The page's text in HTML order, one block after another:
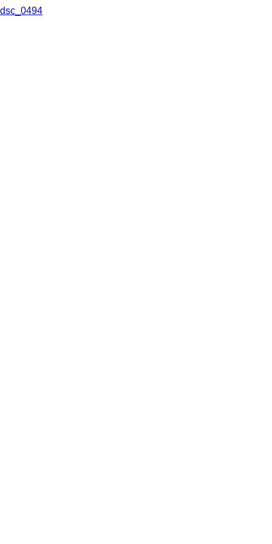
dsc_0494